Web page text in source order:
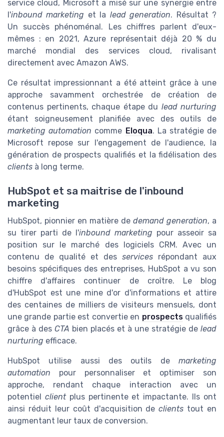
service cloud, Microsoft a misé sur une synergie entre
l'inbound marketing et la lead generation. Résultat ?
Un succès phénoménal. Les chiffres parlent d'eux-
mêmes : en 2021, Azure représentait déjà 20 % du
marché mondial des services cloud, rivalisant
directement avec Amazon AWS.
Ce résultat impressionnant a été atteint grâce à une
approche savamment orchestrée de création de
contenus pertinents, chaque étape du lead nurturing
étant soigneusement planifiée avec des outils de
marketing automation comme Eloqua. La stratégie de
Microsoft repose sur l'engagement de l'audience, la
génération de prospects qualifiés et la fidélisation des
clients à long terme.
HubSpot et sa maitrise de l'inbound
marketing
HubSpot, pionnier en matière de demand generation, a
su tirer parti de l'inbound marketing pour asseoir sa
position sur le marché des logiciels CRM. Avec un
contenu de qualité et des services répondant aux
besoins spécifiques des entreprises, HubSpot a vu son
chiffre d'affaires continuer de croître. Le blog
d'HubSpot est une mine d'or d'informations et attire
des centaines de milliers de visiteurs mensuels, dont
une grande partie est convertie en prospectsqualifiés
grâce à des CTA bien placés et à une stratégie de lead
nurturing efficace.
HubSpot utilise aussi des outils de marketing
automation pour personnaliser et optimiser son
approche, rendant chaque interaction avec un
potentiel clientplus pertinente et impactante. Ils ont
ainsi réduit leur coût d'acquisition declients tout en
augmentant leur taux de conversion.